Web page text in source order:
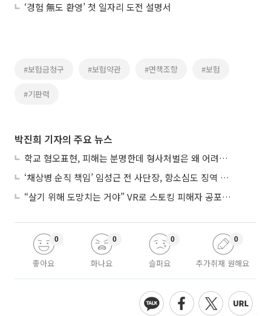
‘경험 無도 환영’ 첫 일자리 도전 설명서
#보험금청구 #보험약관 #면책조항 #보험
#기판력
박진희 기자의 주요 뉴스
학교 혐오표현, 피해는 분명한데 형사처벌은 왜 어려울까?
‘채상병 순직 책임’ 임성근 전 사단장, 항소심도 징역 3년
“살기 위해 도망치는 거야” VR로 스토킹 피해자 공포 마주한 수형자들
좋아요
0
화나요
0
슬퍼요
0
추가취재 원해요
0